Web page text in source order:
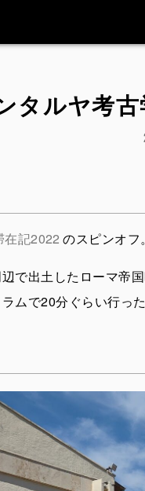
タルヤ考
在記2022 のスピンオフ。
で出土したローマ帝
ムで20分ぐらい行っ